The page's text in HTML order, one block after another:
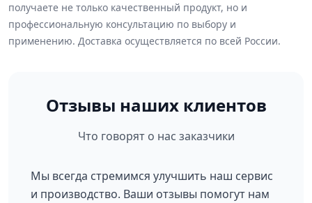
получаете не только качественный продукт, но и
профессиональную консультацию по выбору и
применению. Доставка осуществляется по всей России.
Отзывы наших клиентов
Что говорят о нас заказчики
Мы всегда стремимся улучшить наш сервис
и производство. Ваши отзывы помогут нам